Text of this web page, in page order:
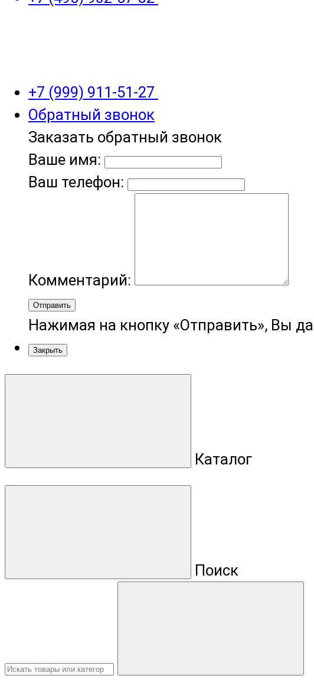
+7 (999) 911-51-27
Обратный звонок
Заказать обратный звонок
Ваше имя:
Ваш телефон:
Комментарий:
Отправить
Нажимая на кнопку «Отправить», Вы
Закрыть
Каталог
Поиск